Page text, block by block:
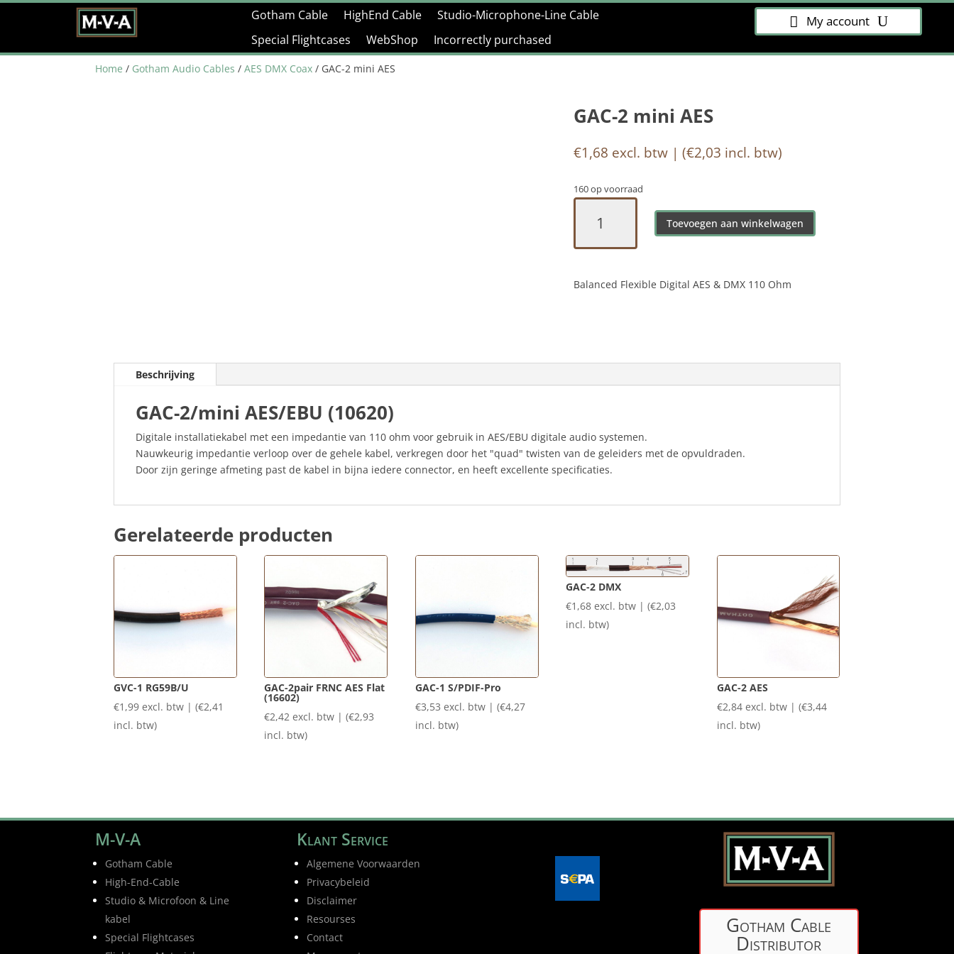
Gotham Cable HighEnd Cable
Studio-Microphone-Line Cable
Special Flightcases
WebShop Incorrectly purchased
My account
Home / Gotham Audio Cables /AES DMX Coax / GAC-2 mini AES
GAC-2 mini AES
€1,68 excl. btw | (€2,03 incl. btw)
160 op voorraad
GAC-
AES
Toevoegen aan winkelwagen
Balanced Flexible Digital AES & DMX 110 Ohm
Beschrijving
GAC-2/mini AES/EBU (10620)
Digitale installatiekabel met een impedantie van 110 ohm voor gebruik in AES/EBU digitale audio systemen.
Nauwkeurig impedantie verloop over de gehele kabel, verkregen door het "quad" twisten van de geleiders met de opvuldraden.
Door zijn geringe afmeting past de kabel in bijna iedere connector, en heeft excellente specificaties.
Gerelateerde producten
GVC-1 RG59B/U
€1,99 excl. btw | (€2,41
incl. btw)
GAC-2pair FRNC AES Flat
(16602)
€2,42 excl. btw | (€2,93
incl. btw)
GAC-1 S/PDIF-Pro
€3,53 excl. btw | (€4,27
incl. btw)
GAC-2 DMX
€1,68 excl. btw | (€2,03
incl. btw)
GAC-2 AES
€2,84 excl. btw | (€3,44
incl. btw)
M-V-A
Gotham Cable
High-End-Cable
Studio & Microfoon & Line
kabel
Special Flightcases
Klant Service
Algemene Voorwaarden
Privacybeleid
Disclaimer
Resourses
Contact
Gotham Cable
Distributor